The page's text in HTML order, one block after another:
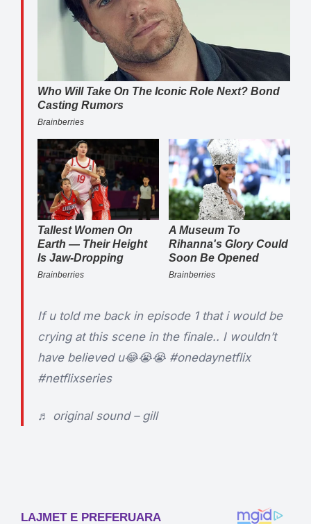
If u told me back in episode 1 that i would be
crying at this scene in the finale.. I wouldn’t
have believed u😂😭😭 #onedaynetflix
#netflixseries
♬ original sound – gill